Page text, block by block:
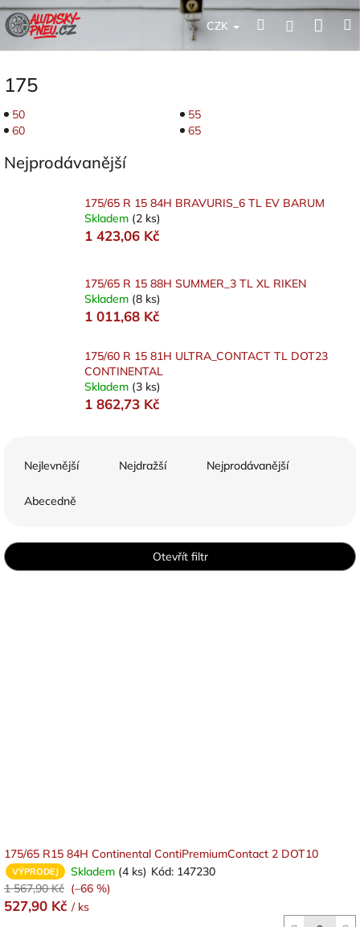
Přejít
na
obsah
CZK HledatPřihlášení
175
50
55
60
65
Nejprodávanější
175/65 R 15 84H BRAVURIS_6 TL EV BARUM
Skladem (2 ks)
1 423,06 Kč
175/65 R 15 88H SUMMER_3 TL XL RIKEN
Skladem (8 ks)
1 011,68 Kč
175/60 R 15 81H ULTRA_CONTACT TL DOT23
CONTINENTAL
Skladem (3 ks)
1 862,73 Kč
p
r
Nejlevnější Nejdražší Nejprodávanější
Abecedně
Otevřít filtr
175/65 R15 84H Continental ContiPremiumContact 2 DOT10
VÝPRODEJ Skladem (4 ks) Kód: 147230
1 567,90 Kč (–66 %)
527,90 Kč / ks